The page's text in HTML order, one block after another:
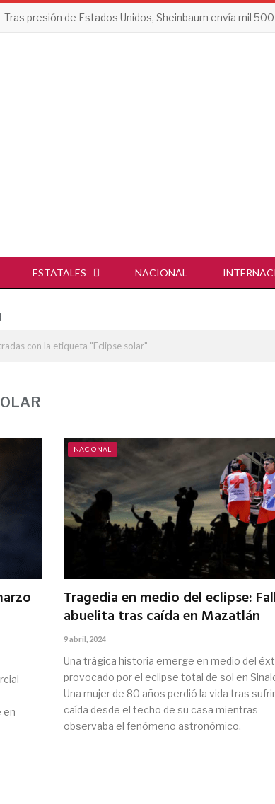
ESTATALES NACIONAL
con la etiqueta "Eclipse solar"
en
NACIONAL
Tragedia en medio del eclipse:
abuelita tras caída en Mazatlán
9 abril, 2024
Una trágica historia emerge en medio del
provocado por el eclipse total de sol en
Una mujer de 80 años perdió la vida tras
caída desde el techo de su casa mientras
observaba el fenómeno astronómico.